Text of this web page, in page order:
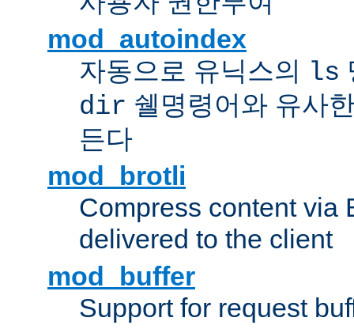
mod_autoindex
자동으로 유닉스의 ls
dir 쉘명령어와 유사
든다
mod_brotli
Compress content via
delivered to the client
mod_buffer
Support for request